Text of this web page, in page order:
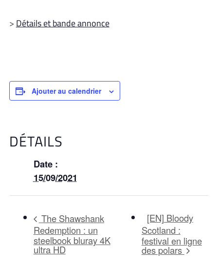
> Détails et bande annonce
Ajouter au calendrier
DÉTAILS
Date :
15/09/2021
The Shawshank
Redemption : un
steelbook bluray 4K
ultra HD
[EN] Bloody
Scotland :
festival en ligne
des polars